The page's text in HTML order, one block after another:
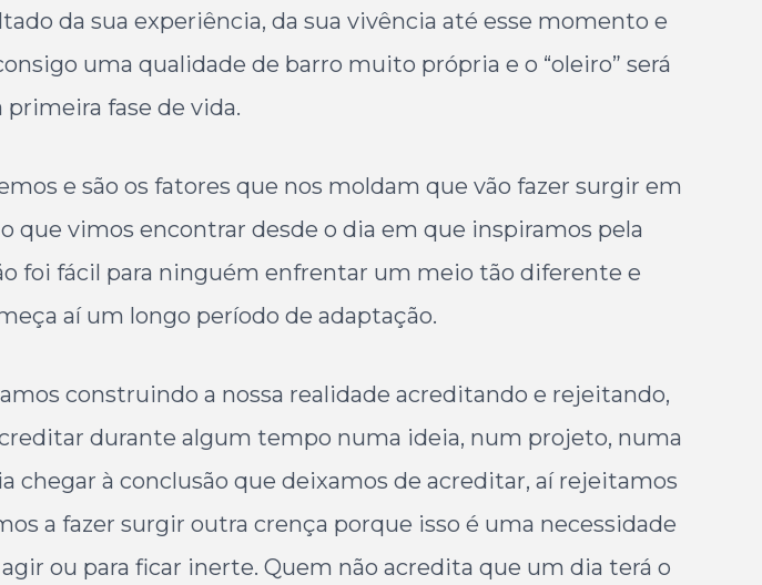
da sua experiência, da sua vivência até esse momento e
uma qualidade de barro muito própria e o “oleiro” será
fase de vida.
e são os fatores que nos moldam que vão fazer surgir em
que vimos encontrar desde o dia em que inspiramos pela
foi fácil para ninguém enfrentar um meio tão diferente e
aí um longo período de adaptação.
construindo a nossa realidade acreditando e rejeitando,
durante algum tempo numa ideia, num projeto, numa
chegar à conclusão que deixamos de acreditar, aí rejeitamos
a fazer surgir outra crença porque isso é uma necessidade
ou para ficar inerte. Quem não acredita que um dia terá o